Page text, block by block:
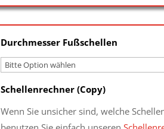
Durchmesser Fußschellen
Schellenrechner(Copy)
Wenn Sie unsicher sind, welche